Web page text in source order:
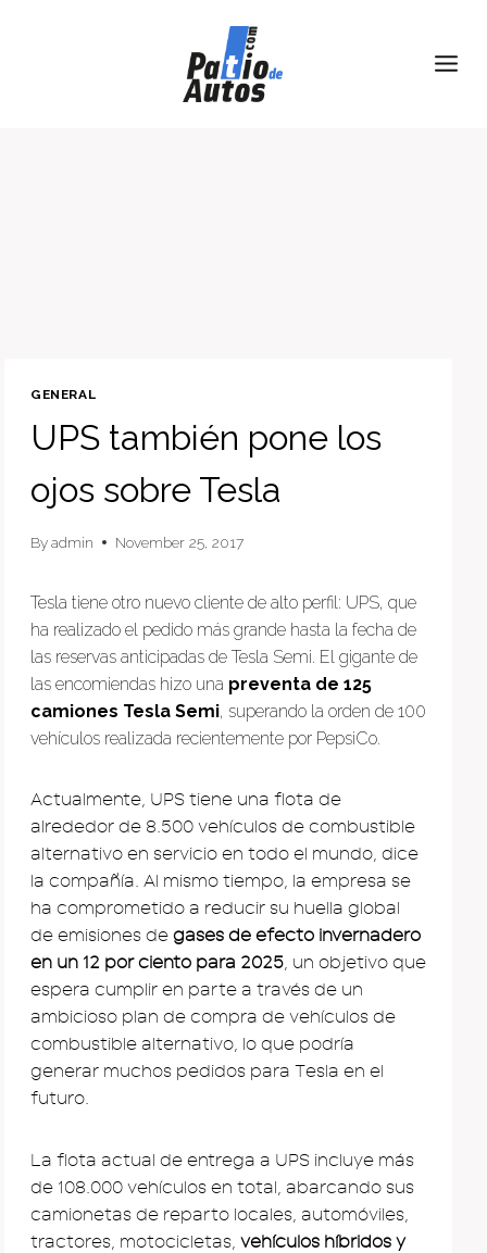
GENERAL
UPS también pone los
ojos sobre Tesla
Byadmin November 25, 2017
Tesla tiene otro nuevo cliente de alto perfil: UPS, que
ha realizado el pedido más grande hasta la fecha de
las reservas anticipadas de Tesla Semi. El gigante de
las encomiendas hizo una preventa de 125
camiones Tesla Semi, superando la orden de 100
vehículos realizada recientemente por PepsiCo.
Actualmente, UPS tiene una flota de
alrededor de 8.500 vehículos de combustible
alternativo en servicio en todo el mundo, dice
la compañía. Al mismo tiempo, la empresa se
ha comprometido a reducir su huella global
de emisiones de gases de efecto invernadero
en un 12 por ciento para 2025, un objetivo que
espera cumplir en parte a través de un
ambicioso plan de compra de vehículos de
combustible alternativo, lo que podría
generar muchos pedidos para Tesla en el
futuro.
La flota actual de entrega a UPS incluye más
de 108.000 vehículos en total, abarcando sus
camionetas de reparto locales, automóviles,
tractores, motocicletas, vehículos híbridos y